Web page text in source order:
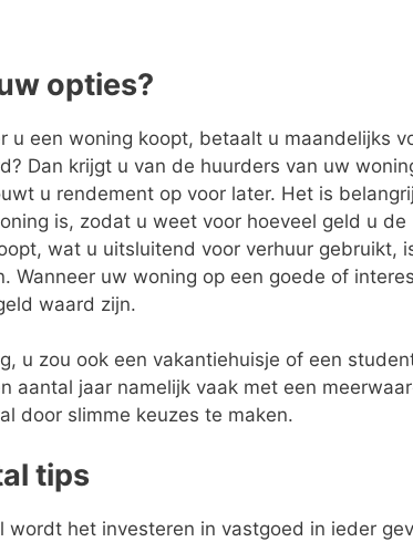
opties?
u een woning koopt, betaalt u maandelijks
Dan krijgt u van de huurders van uw
u rendement op voor later. Het is
is, zodat u weet voor hoeveel geld u de
wat u uitsluitend voor verhuur gebruikt,
Wanneer uw woning op een goede of
waard zijn.
u zou ook een vakantiehuisje of een
aantal jaar namelijk vaak met een
door slimme keuzes te maken.
tips
het investeren in vastgoed in ieder